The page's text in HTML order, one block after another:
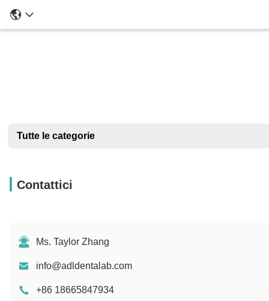
Tutte le categorie
Contattici
Ms. Taylor Zhang
info@adldentalab.com
+86 18665847934